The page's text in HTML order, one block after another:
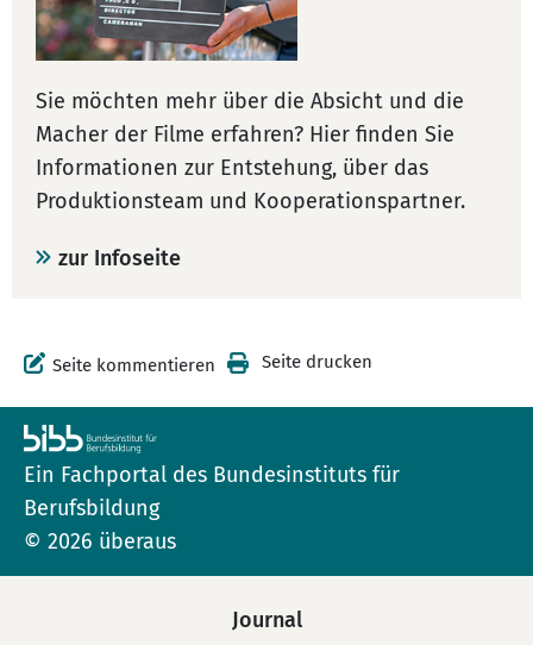
Sie möchten mehr über die Absicht und die
Macher der Filme erfahren? Hier finden Sie
Informationen zur Entstehung, über das
Produktionsteam und Kooperationspartner.
zur Infoseite
Seite kommentieren Seite drucken
Ein Fachportal des Bundesinstituts für
Berufsbildung
© 2026 überaus
Journal